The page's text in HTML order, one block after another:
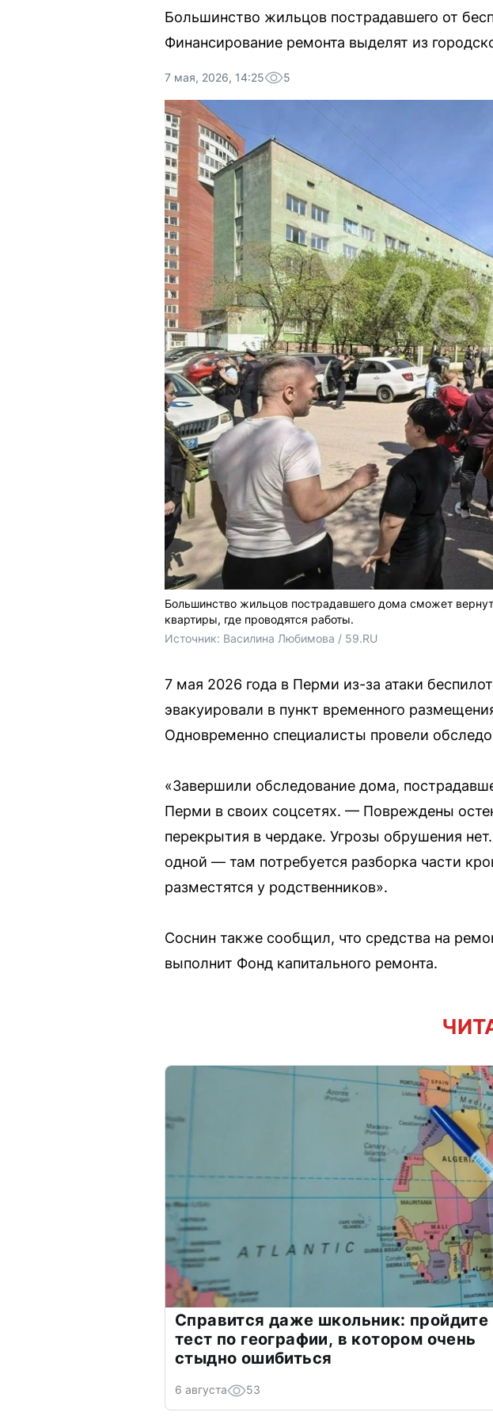
Большинство жильцов пострадавшего от
Финансирование ремонта выделят из
7 мая, 2026, 14:25 5
Большинство жильцов пострадавшего дома сможет
квартиры, где проводятся работы.
Источник: Василина Любимова / 59.RU
7 мая 2026 года в Перми из-за атаки
эвакуировали в пункт временного
Одновременно специалисты провели
«Завершили обследование дома,
Перми в своих соцсетях. — Повреждены
перекрытия в чердаке. Угрозы обрушения
одной — там потребуется разборка части
разместятся у родственников».
Соснин также сообщил, что средства на
выполнит Фонд капитального ремонта.
Справится даже школьник: пройдите
тест по географии, в котором очень
стыдно ошибиться
6 августа 53